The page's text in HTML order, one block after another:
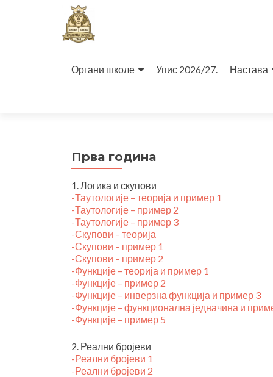
на
Органи школе Упис 2026/27. Настава
Прва година
1. Логика и скупови
-Таутологије – теорија и пример 1
-Таутологије – пример 2
-Таутологије – пример 3
-Скупови – теорија
-Скупови – пример 1
-Скупови – пример 2
-Функције – теорија и пример 1
-Функције – пример 2
-Функције – инверзна функција и пример 3
-Функције – функционална једначина и
-Функције – пример 5
2. Реални бројеви
-Реални бројеви 1
-Реални бројеви 2